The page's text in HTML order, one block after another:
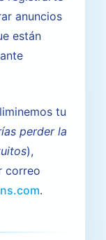
anuncios
están
tu
perder la
),
correo
.